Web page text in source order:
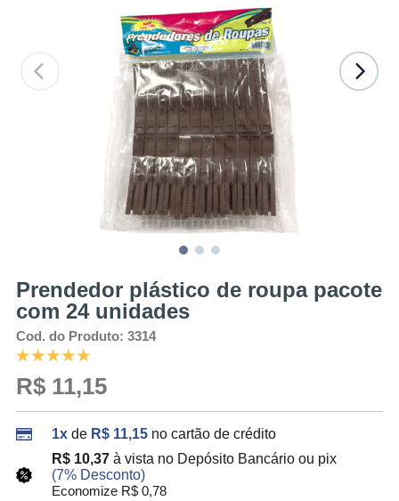
Prendedor plástico de roupa pacote
com 24 unidades
Cod. do Produto: 3314
R$ 11,15
1xde R$ 11,15 no cartão de crédito
R$ 10,37 à vista no Depósito Bancário ou pix
(7% Desconto)
Economize R$ 0,78